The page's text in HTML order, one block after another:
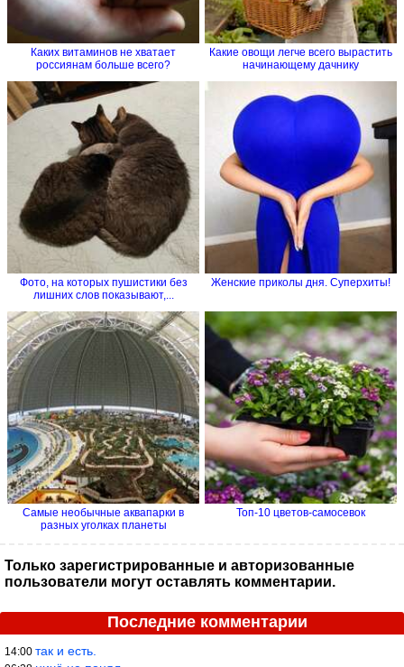
Каких витаминов не хватает
россиянам больше всего?
Какие овощи легче всего вырастить
начинающему дачнику
Фото, на которых пушистики без
лишних слов показывают,...
Женские приколы дня. Суперхиты!
Самые необычные аквапарки в
разных уголках планеты
Топ-10 цветов-самосевок
Только зарегистрированные и авторизованные
пользователи могут оставлять комментарии.
Последние комментарии
14:00 так и есть.